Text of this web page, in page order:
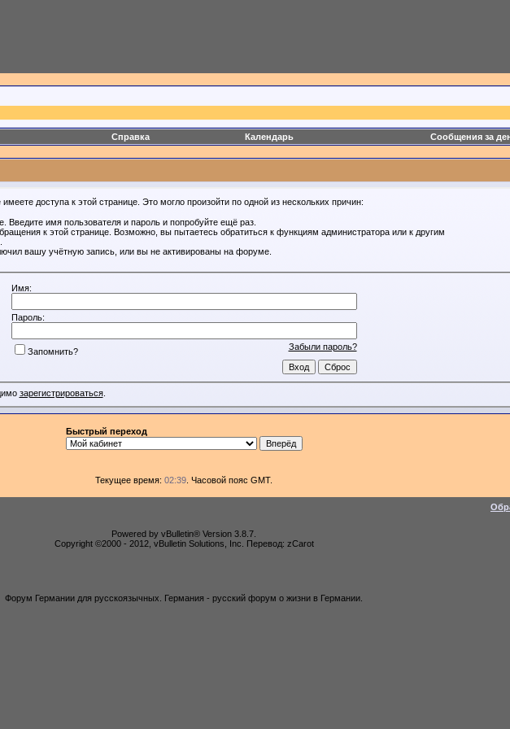
Справка Календарь Сообщения за
доступа к этой странице. Это могло произойти по одной из нескольких причин:
Введите имя пользователя и пароль и попробуйте ещё раз.
к этой странице. Возможно, вы пытаетесь обратиться к функциям администратора или к другим
вашу учётную запись, или вы не активированы на форуме.
Имя:
Пароль:
Забыли пароль?
Запомнить?
зарегистрироваться.
Быстрый переход
Текущее время: 02:39 . Часовой пояс GMT.
Powered by vBulletin® Version 3.8.7.
Copyright ©2000 - 2012, vBulletin Solutions, Inc. Перевод: zCarot
Форум Германии для русскоязычных. Германия - русский форум о жизни в Германии.